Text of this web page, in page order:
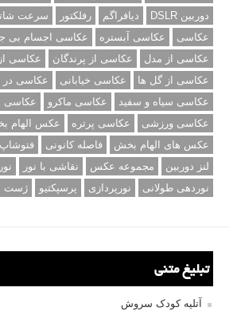
دوربین DSLR
دیافراگم رفلکتور سرعت
عکاسی
عکاسی آبستره
عکاسی اجسام بی
عکاسی از مدل
عکاسی از پرندگان
عکاسی
عکاسی از گل ها
عکاسی خیابانی
عکاسی
عکاسی سیاه و سفید
عکاسی ماکرو
عکاسی
عکاسی ورزشی
عکاسی پرتره
عکس الهام
عکس های الهام بخش
فاصله کانونی فتوشاپ
لنز دوربین
مجموعه عکس نقاشی با نور
نوردهی طولانی
نورپردازی پرسپکتیو ژست
تبلیغ متنی
آتلیه کودک سروش